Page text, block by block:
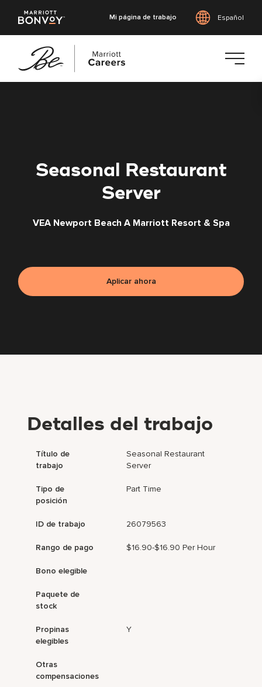
Mi página de trabajo Español
Seasonal Restaurant
Server
VEA Newport Beach A Marriott Resort & Spa
Aplicar ahora
Detalles del trabajo
Título de
trabajo
Seasonal Restaurant
Server
Tipo de
posición
Part Time
ID de trabajo 26079563
Rango de pago $16.90-$16.90 Per Hour
Bono elegible
Paquete de
stock
Propinas
elegibles
Y
Otras
compensaciones